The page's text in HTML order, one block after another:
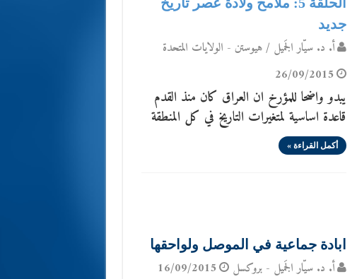
جديد
أ. د. سيّار الجَميل / هيوستن - الولايات المتحدة
26/09/2015
يبدو واضحا للمؤرخ ان العراق كان منذ القدم
قاعدة اساسية لمتغيرات التاريخ في كل المنطقة
أكمل القراءة »
ابادة جماعية في الموصل ولواحقها
أ. د. سيّار الجَميل - بروكسل 16/09/2015